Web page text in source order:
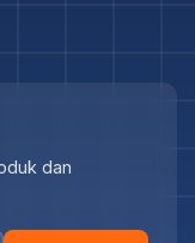
dan